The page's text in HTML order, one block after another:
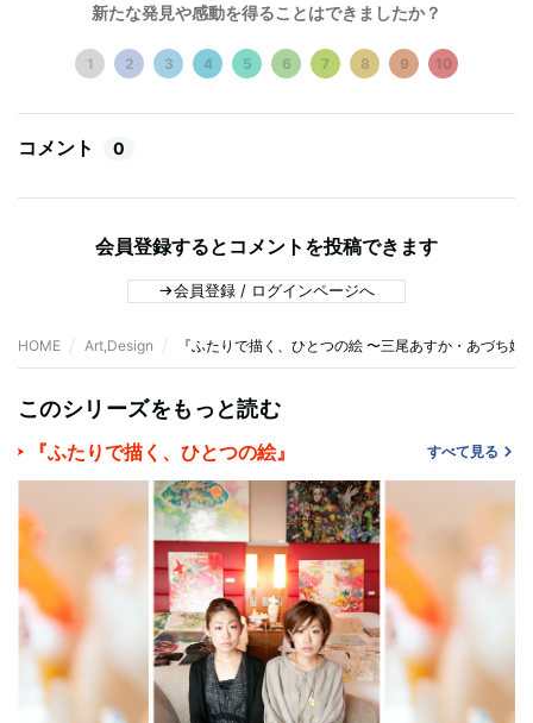
新たな発見や感動を得ることはできましたか？
1 2 3 4 5 6 7 8 9 10
コメント 0
会員登録するとコメントを投稿できます
会員登録 / ログインページへ
HOME Art,Design 『ふたりで描く、ひとつの絵 〜三尾あすか・あづち
このシリーズをもっと読む
『ふたりで描く、ひとつの絵』 すべて見る